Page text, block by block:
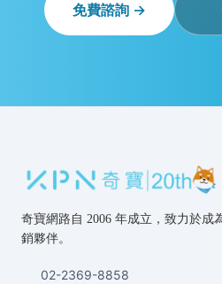
免費諮詢 →
奇寶網路自 2006 年成立，致力於成
銷夥伴。
02-2369-8858